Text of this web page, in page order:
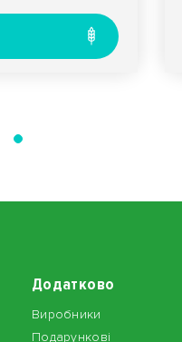
Додатково
Виробники
Подарункові